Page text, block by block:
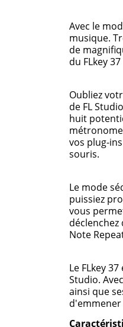
Avec le
musique.
de
du FLkey
Oubliez
de FL
huit
vos plug-
souris.
Le mode
puissiez
vous
déclenchez
Note
Le FLkey
Studio.
ainsi que